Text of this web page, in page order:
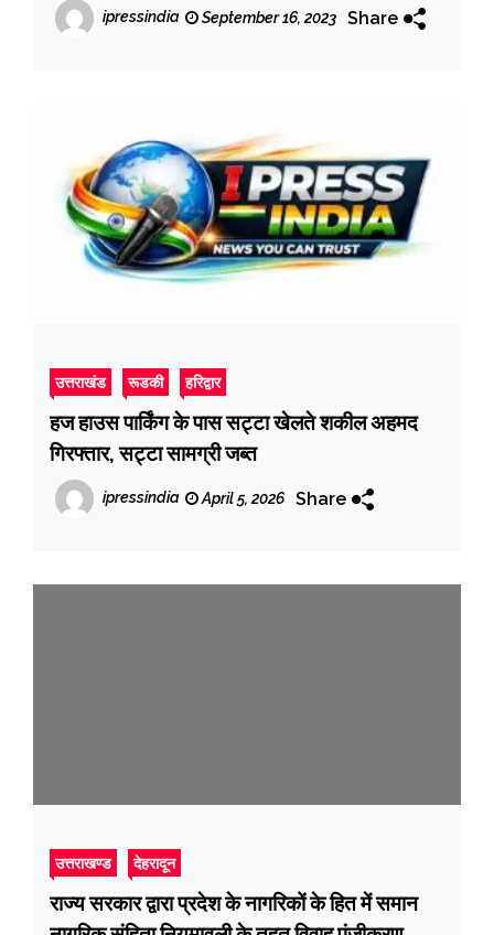
ipressindia September 16, 2023 Share
उत्तराखंड रूडकी हरिद्वार
हज हाउस पार्किंग के पास सट्टा खेलते शकील अहमद
गिरफ्तार, सट्टा सामग्री जब्त
ipressindia April 5, 2026 Share
उत्तराखण्ड देहरादून
राज्य सरकार द्वारा प्रदेश के नागरिकों के हित में समान